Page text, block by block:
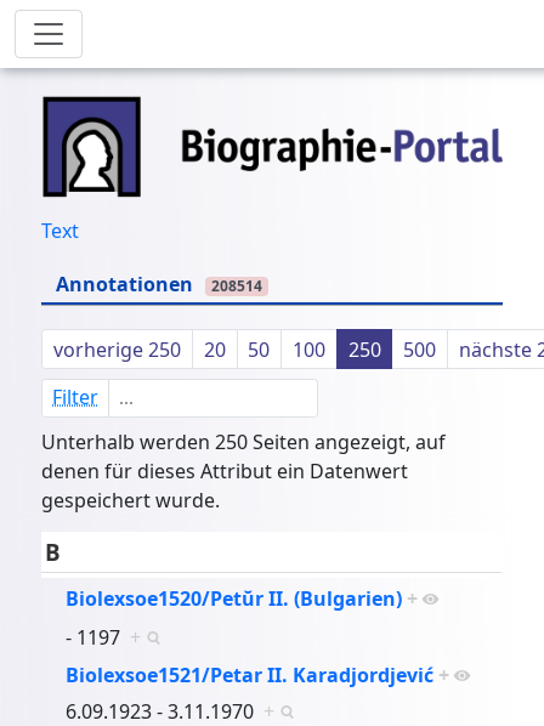
Text
Annotationen
208514
vorherige 250 20 50 100 250 500
nächste
Filter
Unterhalb werden 250 Seiten angezeigt, auf
denen für dieses Attribut ein Datenwert
gespeichert wurde.
B
Biolexsoe1520/Petŭr II. (Bulgarien) +
- 1197 +
Biolexsoe1521/Petar II. Karadjordjević +
6.09.1923 - 3.11.1970 +